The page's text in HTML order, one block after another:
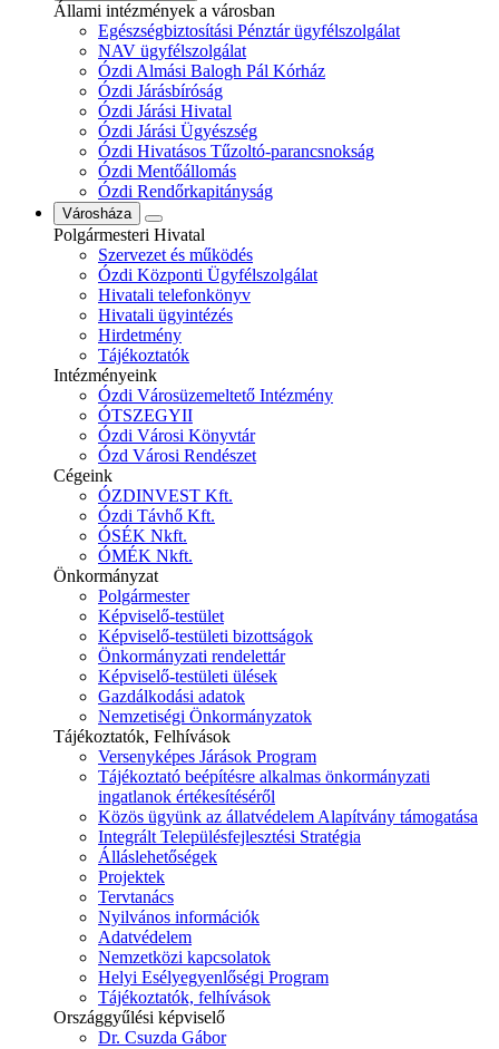
Állami intézmények a városban
Egészségbiztosítási Pénztár ügyfélszolgálat
NAV ügyfélszolgálat
Ózdi Almási Balogh Pál Kórház
Ózdi Járásbíróság
Ózdi Járási Hivatal
Ózdi Járási Ügyészség
Ózdi Hivatásos Tűzoltó-parancsnokság
Ózdi Mentőállomás
Ózdi Rendőrkapitányság
Városháza
Polgármesteri Hivatal
Szervezet és működés
Ózdi Központi Ügyfélszolgálat
Hivatali telefonkönyv
Hivatali ügyintézés
Hirdetmény
Tájékoztatók
Intézményeink
Ózdi Városüzemeltető Intézmény
ÓTSZEGYII
Ózdi Városi Könyvtár
Ózd Városi Rendészet
Cégeink
ÓZDINVEST Kft.
Ózdi Távhő Kft.
ÓSÉK Nkft.
ÓMÉK Nkft.
Önkormányzat
Polgármester
Képviselő-testület
Képviselő-testületi bizottságok
Önkormányzati rendelettár
Képviselő-testületi ülések
Gazdálkodási adatok
Nemzetiségi Önkormányzatok
Tájékoztatók, Felhívások
Versenyképes Járások Program
Tájékoztató beépítésre alkalmas önkormányzati
ingatlanok értékesítéséről
Közös ügyünk az állatvédelem Alapítvány támogatása
Integrált Településfejlesztési Stratégia
Álláslehetőségek
Projektek
Tervtanács
Nyilvános információk
Adatvédelem
Nemzetközi kapcsolatok
Helyi Esélyegyenlőségi Program
Tájékoztatók, felhívások
Országgyűlési képviselő
Dr. Csuzda Gábor